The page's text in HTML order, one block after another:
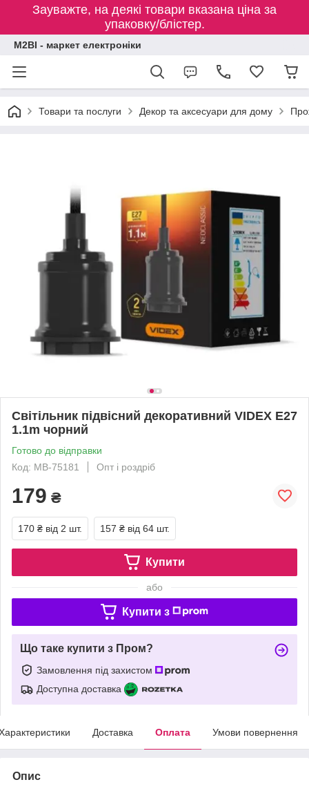
Зауважте, на деякі товари вказана ціна за
упаковку/блістер.
M2BI - маркет електроніки
Товари та послуги Декор та аксесуари для дому
Світільник пiдвiсний декоративний VIDEX E27
1.1m чорний
Готово до відправки
Код: MB-75181
Опт і роздріб
179 ₴
170 ₴ від 2 шт. 157 ₴ від 64 шт.
Купити
або
Купити з
Що таке купити з Пром?
Замовлення під захистом
Доступна доставка
Доставка Оплата Умови повернення
Опис